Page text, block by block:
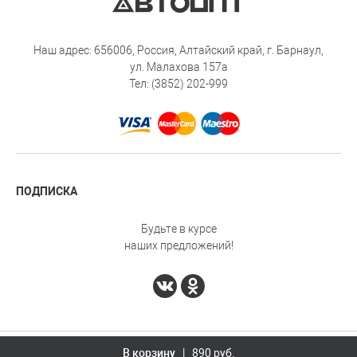
В корзину | 890 руб.
Наш адрес: 656006, Россия, Алтайский край, г. Барнаул,
ул. Малахова 157а
Тел: (3852) 202-999
ПОДПИСКА
Будьте в курсе
наших предложений!